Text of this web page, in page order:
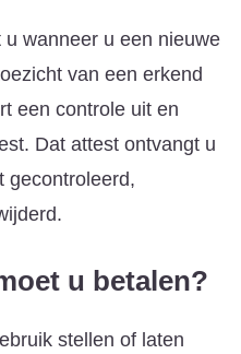
wanneer u een nieuwe
van een erkend
een controle uit en
Dat attest ontvangt u
gecontroleerd,
u betalen?
stellen of laten